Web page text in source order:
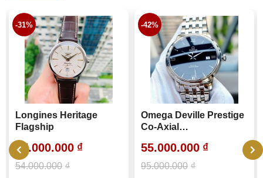
Longines Heritage
Flagship
37.000.000 ₫
54.000.000 ₫
-31%
Omega Deville Prestige
Co-Axial
55.000.000 ₫
95.000.000 ₫
-42%